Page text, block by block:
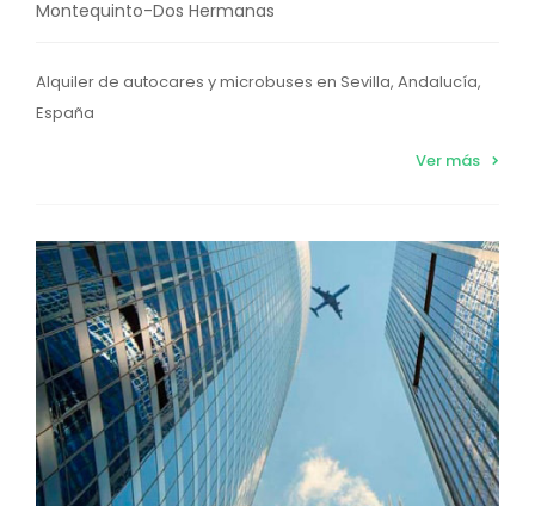
Montequinto-Dos Hermanas
Alquiler de autocares y microbuses en Sevilla, Andalucía,
España
Ver más